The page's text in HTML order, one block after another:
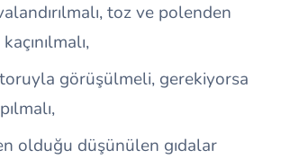
toz ve polenden
görüşülmeli, gerekiyorsa
olduğu düşünülen gıdalar